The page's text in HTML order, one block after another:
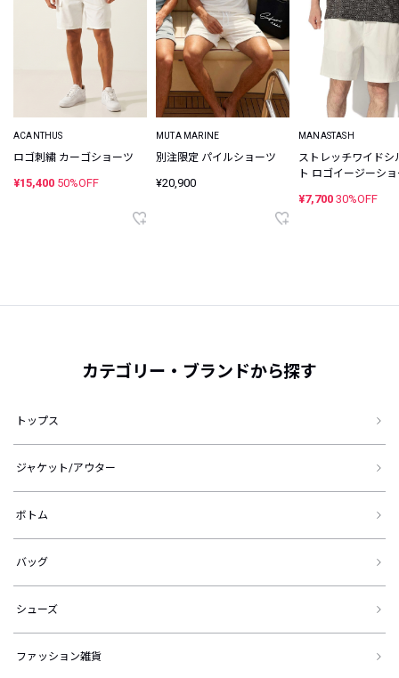
ACANTHUS
ロゴ刺繍 カーゴショーツ
¥15,400 50%OFF
MUTA MARINE
別注限定 パイルショーツ
¥20,900
MANASTASH
ストレッチワイドシ
ト ロゴイージーシ
¥7,700 30%OFF
カテゴリー・ブランドから探す
トップス
ジャケット/アウター
ボトム
バッグ
シューズ
ファッション雑貨